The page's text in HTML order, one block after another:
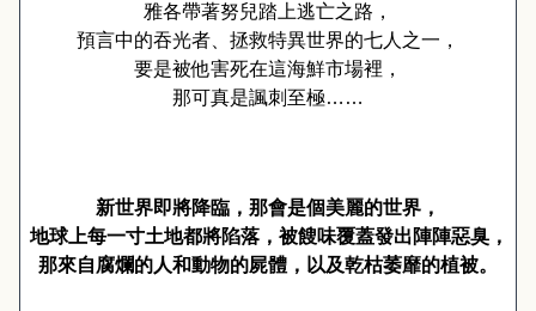
雅各帶著努兒踏上逃亡之路，
預言中的吞光者、拯救特異世界的七人之一，
要是被他害死在這海鮮市場裡，
那可真是諷刺至極……
新世界即將降臨，那會是個美麗的世界，
地球上每一寸土地都將陷落，被餿味覆蓋發出陣陣惡臭，
那來自腐爛的人和動物的屍體，以及乾枯萎靡的植被。